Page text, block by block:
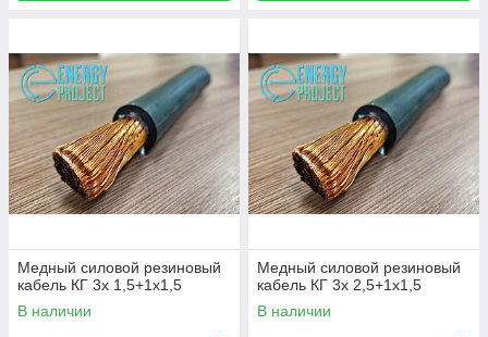
Медный силовой резиновый
кабель КГ 3х 1,5+1х1,5
В наличии
Медный силовой резиновый
кабель КГ 3х 2,5+1х1,5
В наличии